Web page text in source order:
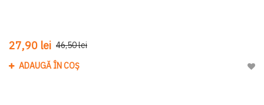
27,90 lei 46,50 lei
ADAUGĂ ÎN COȘ